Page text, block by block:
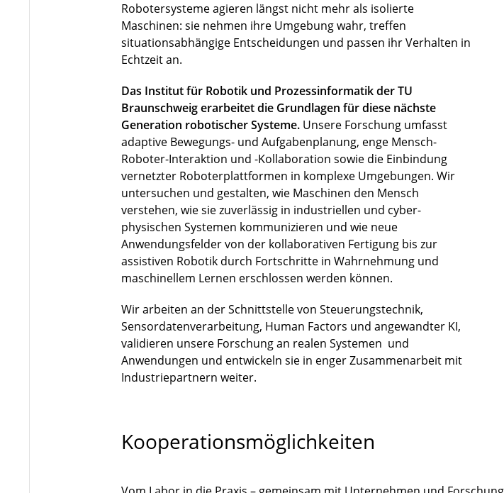
Robotersysteme agieren längst nicht mehr als isolierte
Maschinen: sie nehmen ihre Umgebung wahr, treffen
situationsabhängige Entscheidungen und passen ihr Verhalten in
Echtzeit an.
Das Institut für Robotik und Prozessinformatik der TU
Braunschweig erarbeitet die Grundlagen für diese nächste
Generation robotischer Systeme.Unsere Forschung umfasst
adaptive Bewegungs- und Aufgabenplanung, enge Mensch-
Roboter-Interaktion und -Kollaboration sowie die Einbindung
vernetzter Roboterplattformen in komplexe Umgebungen. Wir
untersuchen und gestalten, wie Maschinen den Mensch
verstehen, wie sie zuverlässig in industriellen und cyber-
physischen Systemen kommunizieren und wie neue
Anwendungsfelder von der kollaborativen Fertigung bis zur
assistiven Robotik durch Fortschritte in Wahrnehmung und
maschinellem Lernen erschlossen werden können.
Wir arbeiten an der Schnittstelle von Steuerungstechnik,
Sensordatenverarbeitung, Human Factors und angewandter KI,
validieren unsere Forschung an realen Systemen und
Anwendungen und entwickeln sie in enger Zusammenarbeit mit
Industriepartnern weiter.
Kooperationsmöglichkeiten